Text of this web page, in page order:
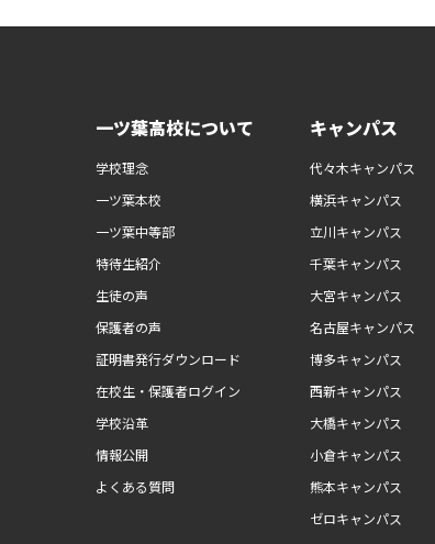
一ツ葉高校について
学校理念
一ツ葉本校
一ツ葉中等部
特待生紹介
生徒の声
保護者の声
証明書発行ダウンロード
在校生・保護者ログイン
学校沿革
情報公開
よくある質問
キャンパス
代々木キャンパス
横浜キャンパス
立川キャンパス
千葉キャンパス
大宮キャンパス
名古屋キャンパス
博多キャンパス
西新キャンパス
大橋キャンパス
小倉キャンパス
熊本キャンパス
ゼロキャンパス